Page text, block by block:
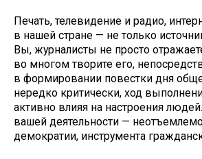
Печать, телевидение и радио,
в нашей стране — не только
Вы, журналисты не просто
во многом творите его,
в формировании повестки дня
нередко критически, ход
активно влияя на настроения
вашей деятельности —
демократии, инструмента